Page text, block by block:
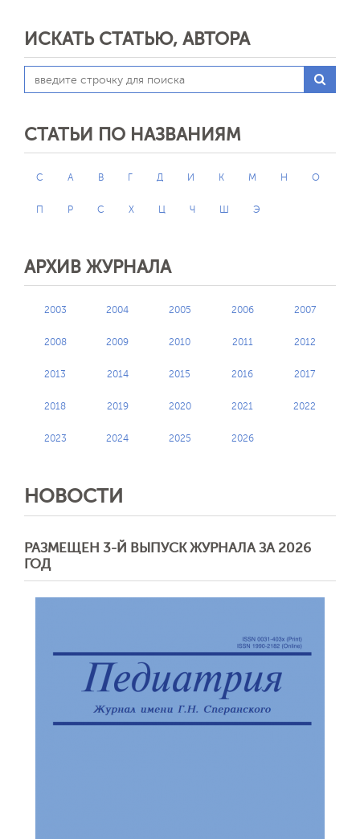
ИСКАТЬ СТАТЬЮ, АВТОРА
СТАТЬИ ПО НАЗВАНИЯМ
C А В Г Д И К М Н О
П Р С Х Ц Ч Ш Э
АРХИВ ЖУРНАЛА
2003 2004 2005 2006 2007
2008 2009 2010 2011 2012
2013 2014 2015 2016 2017
2018 2019 2020 2021 2022
2023 2024 2025 2026
НОВОСТИ
РАЗМЕЩЕН 3-Й ВЫПУСК ЖУРНАЛА ЗА 2026
ГОД